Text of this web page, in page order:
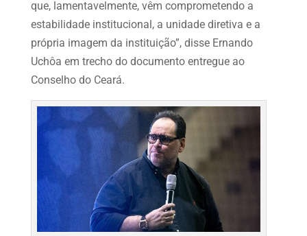
que, lamentavelmente, vêm comprometendo a
estabilidade institucional, a unidade diretiva e a
própria imagem da instituição”, disse Ernando
Uchôa em trecho do documento entregue ao
Conselho do Ceará.